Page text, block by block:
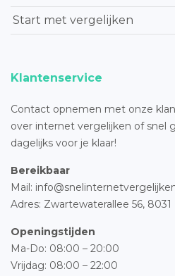
Start met vergelijken
Klantenservice
Contact opnemen met onze
over internet vergelijken of snel
dagelijks voor je klaar!
Bereikbaar
Mail:
Adres: Zwartewaterallee 56, 8031
Openingstijden
Ma-Do: 08:00 – 20:00
Vrijdag: 08:00 – 22:00